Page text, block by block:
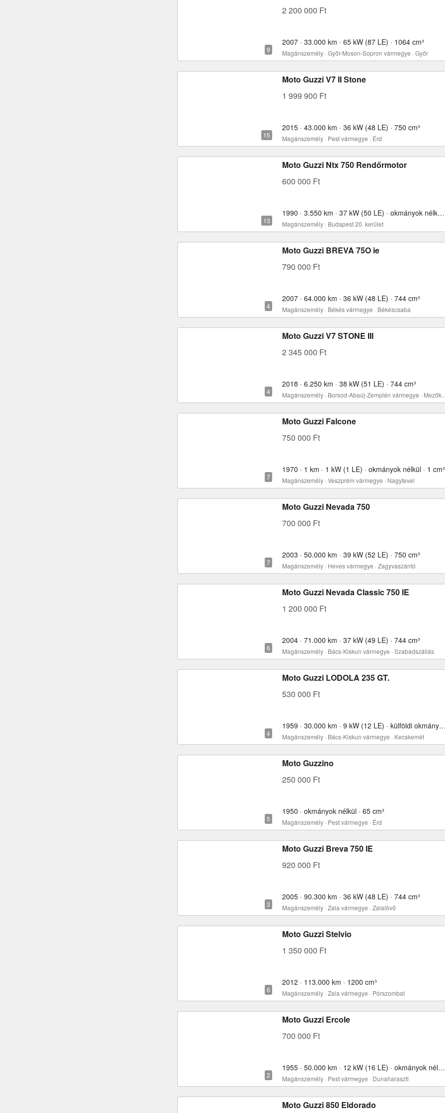
2 200 000 Ft
2007 · 33.000 km · 65 kW (87 LE) · 1064 cm³
Magánszemély · Győr-Moson-Sopron vármegye · Győr
Moto Guzzi V7 II Stone
1 999 900 Ft
2015 · 43.000 km · 36 kW (48 LE) · 750 cm³
Magánszemély · Pest vármegye · Érd
Moto Guzzi Ntx 750 Rendőrmotor
600 000 Ft
1990 · 3.550 km · 37 kW (50 LE) · okmányok nélkül · 750 cm³
Magánszemély · Budapest 20. kerület
Moto Guzzi BREVA 75O ie
790 000 Ft
2007 · 64.000 km · 36 kW (48 LE) · 744 cm³
Magánszemély · Békés vármegye · Békéscsaba
Moto Guzzi V7 STONE III
2 345 000 Ft
2018 · 6.250 km · 38 kW (51 LE) · 744 cm³
Moto Guzzi Falcone
750 000 Ft
1970 · 1 km · 1 kW (1 LE) · okmányok nélkül · 1 cm³
Magánszemély · Veszprém vármegye · Nagytevel
Moto Guzzi Nevada 750
700 000 Ft
2003 · 50.000 km · 39 kW (52 LE) · 750 cm³
Magánszemély · Heves vármegye · Zagyvaszántó
Moto Guzzi Nevada Classic 750 IE
1 200 000 Ft
2004 · 71.000 km · 37 kW (49 LE) · 744 cm³
Magánszemély · Bács-Kiskun vármegye · Szabadszállás
Moto Guzzi LODOLA 235 GT.
530 000 Ft
1959 · 30.000 km · 9 kW (12 LE) · külföldi okmányokkal · 235 cm³
Magánszemély · Bács-Kiskun vármegye · Kecskemét
Moto Guzzino
250 000 Ft
1950 · okmányok nélkül · 65 cm³
Magánszemély · Pest vármegye · Érd
Moto Guzzi Breva 750 IE
920 000 Ft
2005 · 90.300 km · 36 kW (48 LE) · 744 cm³
Magánszemély · Zala vármegye · Zalalövő
Moto Guzzi Stelvio
1 350 000 Ft
2012 · 113.000 km · 1200 cm³
Magánszemély · Zala vármegye · Pórszombat
Moto Guzzi Ercole
700 000 Ft
1955 · 50.000 km · 12 kW (16 LE) · okmányok nélkül · 500 cm³
Magánszemély · Pest vármegye · Dunaharaszti
Moto Guzzi 850 Eldorado